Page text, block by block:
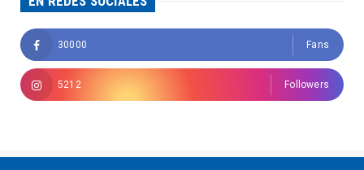
30000 Fans
5212 Followers